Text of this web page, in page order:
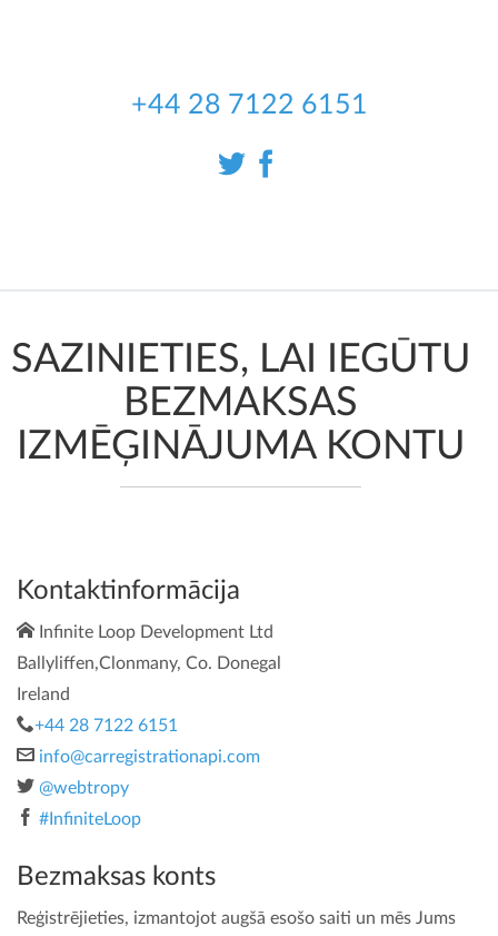
+44 28 7122 6151
SAZINIETIES, LAI IEGŪTU
BEZMAKSAS
IZMĒĢINĀJUMA KONTU
Kontaktinformācija
Infinite Loop Development Ltd
Ballyliffen,Clonmany, Co. Donegal
Ireland
+44 28 7122 6151
info@carregistrationapi.com
@webtropy
#InfiniteLoop
Bezmaksas konts
Reģistrējieties, izmantojot augšā esošo saiti un mēs Jums